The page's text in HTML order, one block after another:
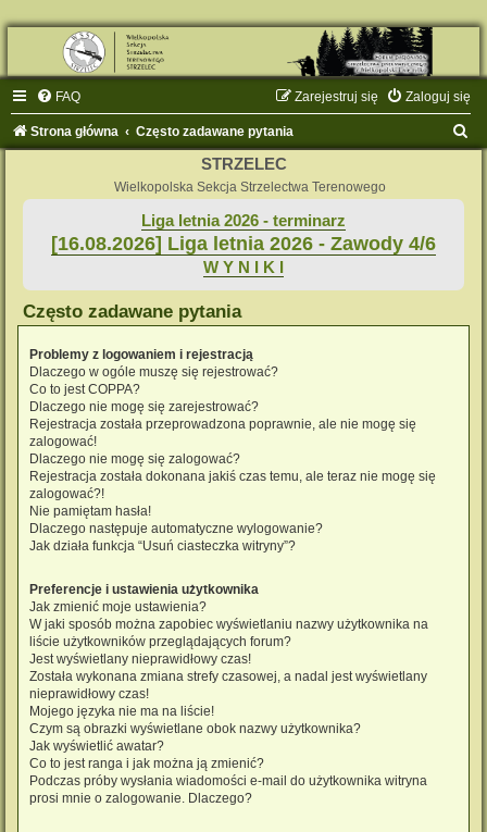
FAQ Zaloguj się
Zarejestruj się
Strona główna Często zadawane pytania
STRZELEC
Wielkopolska Sekcja Strzelectwa Terenowego
Liga letnia 2026 - terminarz
[16.08.2026] Liga letnia 2026 - Zawody 4/6
W Y N I K I
Często zadawane pytania
Problemy z logowaniem i rejestracją
Dlaczego w ogóle muszę się rejestrować?
Co to jest COPPA?
Dlaczego nie mogę się zarejestrować?
Rejestracja została przeprowadzona poprawnie, ale nie mogę się
zalogować!
Dlaczego nie mogę się zalogować?
Rejestracja została dokonana jakiś czas temu, ale teraz nie mogę się
zalogować?!
Nie pamiętam hasła!
Dlaczego następuje automatyczne wylogowanie?
Jak działa funkcja “Usuń ciasteczka witryny”?
Preferencje i ustawienia użytkownika
Jak zmienić moje ustawienia?
W jaki sposób można zapobiec wyświetlaniu nazwy użytkownika na
liście użytkowników przeglądających forum?
Jest wyświetlany nieprawidłowy czas!
Została wykonana zmiana strefy czasowej, a nadal jest wyświetlany
nieprawidłowy czas!
Mojego języka nie ma na liście!
Czym są obrazki wyświetlane obok nazwy użytkownika?
Jak wyświetlić awatar?
Co to jest ranga i jak można ją zmienić?
Podczas próby wysłania wiadomości e-mail do użytkownika witryna
prosi mnie o zalogowanie. Dlaczego?